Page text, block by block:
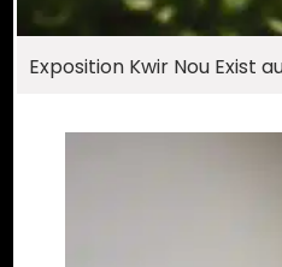
Exposition Kwir Nou Exist